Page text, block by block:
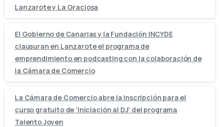
Lanzarote y La Graciosa
El Gobierno de Canarias y la Fundación INCYDE
clausuran en Lanzarote el programa de
emprendimiento en podcasting con la colaboración de
la Cámara de Comercio
La Cámara de Comercio abre la inscripción para el
curso gratuito de ‘Iniciación al DJ’ del programa
Talento Joven